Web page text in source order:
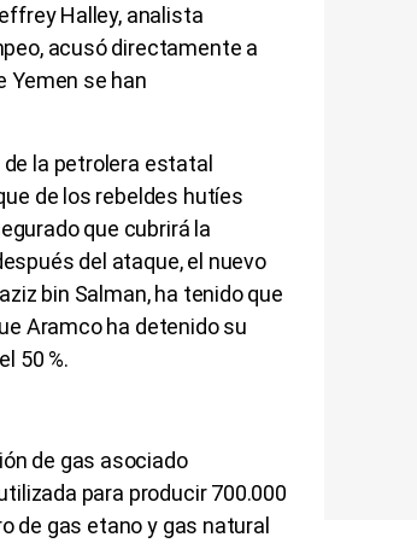
Halley, analista
acusó directamente a
Yemen se han
la petrolera estatal
de los rebeldes hutíes
que cubrirá la
del ataque, el nuevo
bin Salman, ha tenido que
Aramco ha detenido su
50 %.
de gas asociado
para producir 700.000
de gas etano y gas natural